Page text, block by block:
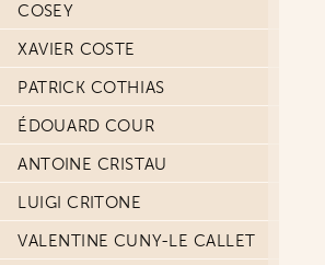
COSEY
XAVIER COSTE
PATRICK COTHIAS
ÉDOUARD COUR
ANTOINE CRISTAU
LUIGI CRITONE
VALENTINE CUNY-LE CALLET